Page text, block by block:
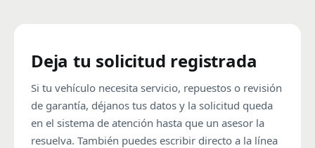
Deja tu solicitud registrada
Si tu vehículo necesita servicio, repuestos o revisión
de garantía, déjanos tus datos y la solicitud queda
en el sistema de atención hasta que un asesor la
resuelva. También puedes escribir directo a la línea